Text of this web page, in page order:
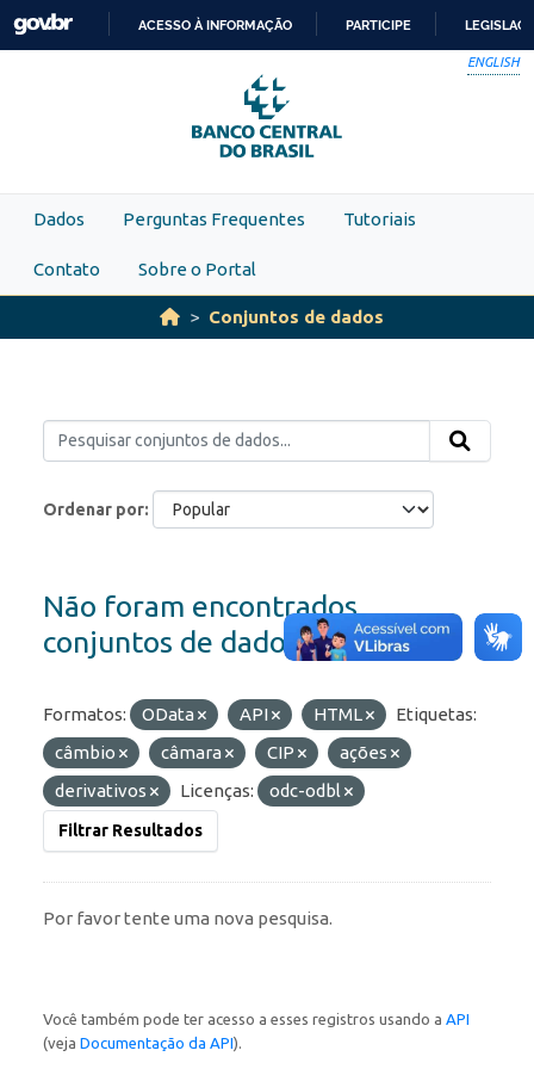
Skip to main content
PARA
O
CONTEÚDO
ACESSO À INFORMAÇÃO PARTICIPE
ENGLISH
Dados Perguntas Frequentes Tutoriais
Contato Sobre o Portal
Conjuntos de dados
Ordenar por
Não foram encontrados
conjuntos de dados
Formatos: OData API HTML
Etiquetas:
câmbio
câmara CIP
ações
derivativos
Licenças: odc-odbl
Filtrar Resultados
Por favor tente uma nova pesquisa.
Você também pode ter acesso a esses registros usando a API
(veja Documentação da API).